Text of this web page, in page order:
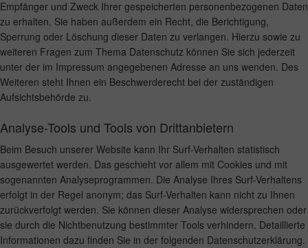
Empfänger und Zweck Ihrer gespeicherten personenbezogenen Daten
zu erhalten. Sie haben außerdem ein Recht, die Berichtigung,
Sperrung oder Löschung dieser Daten zu verlangen. Hierzu sowie zu
weiteren Fragen zum Thema Datenschutz können Sie sich jederzeit
unter der im Impressum angegebenen Adresse an uns wenden. Des
Weiteren steht Ihnen ein Beschwerderecht bei der zuständigen
Aufsichtsbehörde zu.
Analyse-Tools und Tools von Drittanbietern
Beim Besuch unserer Website kann Ihr Surf-Verhalten statistisch
ausgewertet werden. Das geschieht vor allem mit Cookies und mit
sogenannten Analyseprogrammen. Die Analyse Ihres Surf-Verhaltens
erfolgt in der Regel anonym; das Surf-Verhalten kann nicht zu Ihnen
zurückverfolgt werden. Sie können dieser Analyse widersprechen oder
sie durch die Nichtbenutzung bestimmter Tools verhindern. Detaillierte
Informationen dazu finden Sie in der folgenden Datenschutzerklärung.